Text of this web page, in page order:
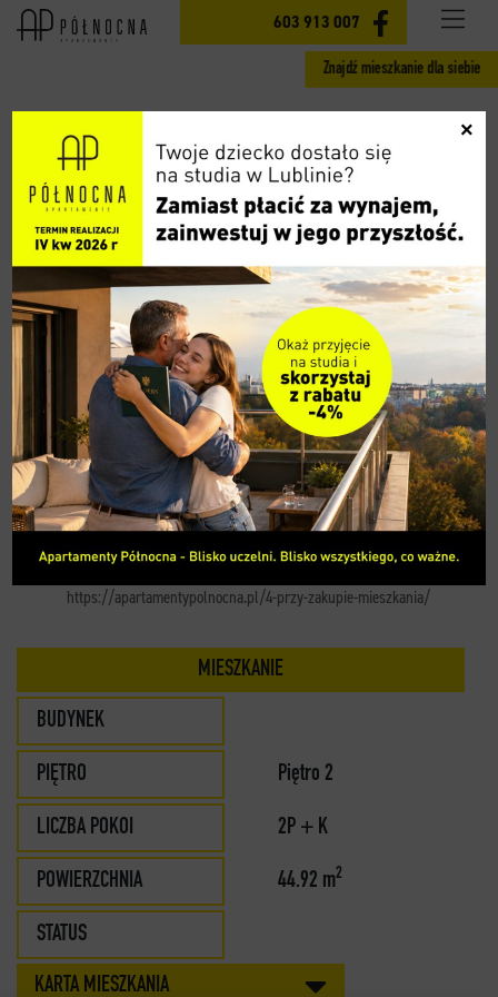
603 913 007
Znajdź mieszkanie dla siebie
INWESTYCJA
GOTOWE MIESZKANIA ETAP I
CENY
LOKALIZACJA
AKTUALNOŚCI
GALERIA
WIDOK 360
KONTAKT
MIESZKANIE
BUDYNEK
PIĘTRO Piętro 2
LICZBA POKOI 2P + K
POWIERZCHNIA 44.92 m2
STATUS
KARTA MIESZKANIA
https://apartamentypolnocna.pl/4-przy-zakupie-mieszkania/
×